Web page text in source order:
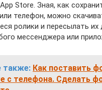
Store. Зная, как
телефон, можно
ролики и пересылать их
мессенджера или
также: Как поставить
с телефона. Сделать